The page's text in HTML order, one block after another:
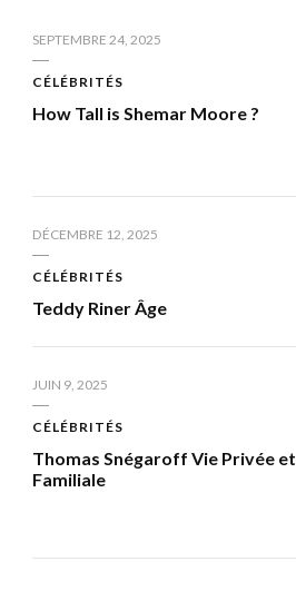
SEPTEMBRE 24, 2025
CÉLÉBRITÉS
How Tall is Shemar Moore ?
DÉCEMBRE 12, 2025
CÉLÉBRITÉS
Teddy Riner Âge
JUIN 9, 2025
CÉLÉBRITÉS
Thomas Snégaroff Vie Privée et
Familiale